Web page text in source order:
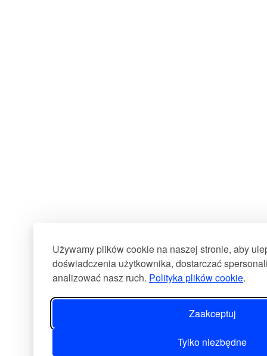
Używamy plików cookie na naszej stronie, aby
doświadczenia użytkownika, dostarczać
analizować nasz ruch. Polityka plików cookie.
Zaakceptuj
Tylko niezbędne